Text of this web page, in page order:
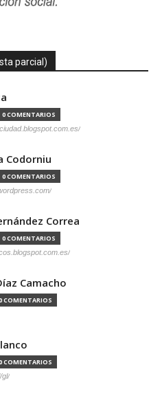
parcial)
0 COMENTARIOS
Codorniu
0 COMENTARIOS
Correa
0 COMENTARIOS
Camacho
COMENTARIOS
COMENTARIOS
gl/